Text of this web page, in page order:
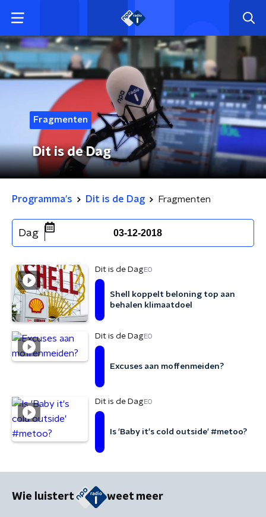
Fragmenten
Dit is de Dag
Programma's Dit is de Dag Fragmenten
Dag 03-12-2018
Dit is de DagEO
Shell koppelt beloning top aan
behalen klimaatdoel
Dit is de DagEO
Excuses aan moffenmeiden?
Dit is de DagEO
Is 'Baby it's cold outside' #metoo?
Wie luistert weet meer